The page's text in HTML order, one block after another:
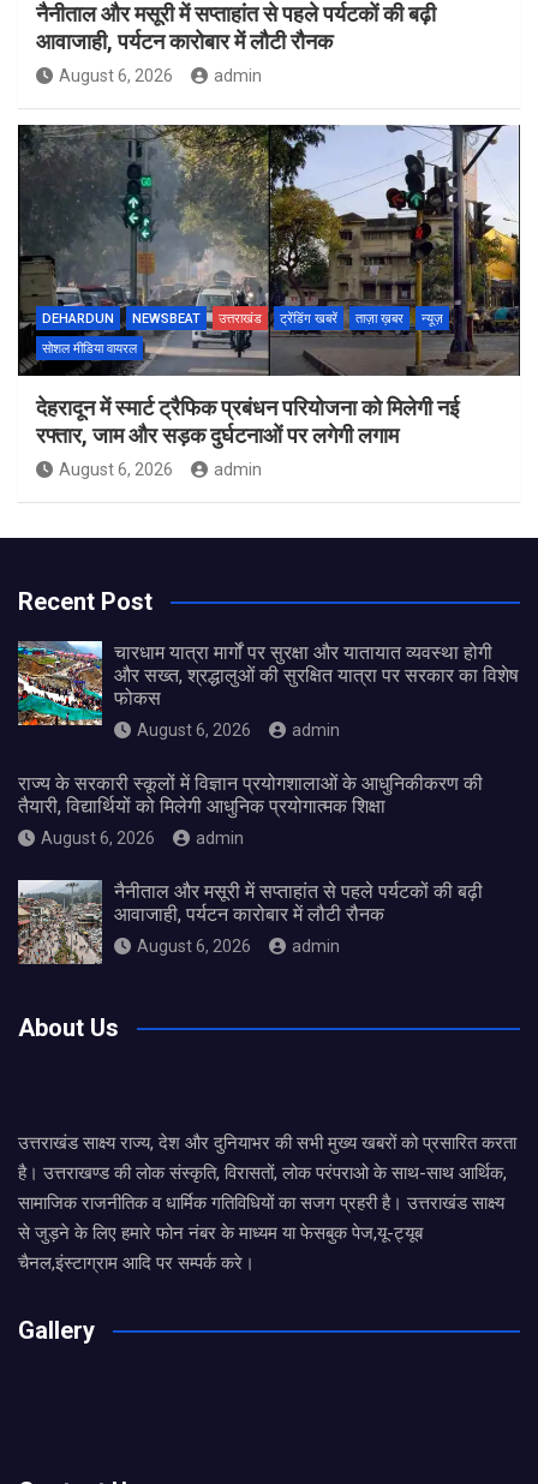
नैनीताल और मसूरी में सप्ताहांत से पहले पर्यटकों की बढ़ी
आवाजाही, पर्यटन कारोबार में लौटी रौनक
August 6, 2026 admin
DEHARDUN NEWSBEAT उत्तराखंड ट्रेंडिंग खबरें ताज़ा ख़बर
न्यूज़
सोशल मीडिया वायरल
देहरादून में स्मार्ट ट्रैफिक प्रबंधन परियोजना को मिलेगी नई
रफ्तार, जाम और सड़क दुर्घटनाओं पर लगेगी लगाम
August 6, 2026 admin
Recent Post
चारधाम यात्रा मार्गों पर सुरक्षा और यातायात व्यवस्था होगी
और सख्त, श्रद्धालुओं की सुरक्षित यात्रा पर सरकार का विशेष
फोकस
August 6, 2026 admin
राज्य के सरकारी स्कूलों में विज्ञान प्रयोगशालाओं के आधुनिकीकरण की
तैयारी, विद्यार्थियों को मिलेगी आधुनिक प्रयोगात्मक शिक्षा
August 6, 2026 admin
नैनीताल और मसूरी में सप्ताहांत से पहले पर्यटकों की बढ़ी
आवाजाही, पर्यटन कारोबार में लौटी रौनक
August 6, 2026 admin
About Us
उत्तराखंड साक्ष्य राज्य, देश और दुनियाभर की सभी मुख्य खबरों को प्रसारित करता
है। उत्तराखण्ड की लोक संस्कृति, विरासतों, लोक परंपराओ के साथ-साथ आर्थिक,
सामाजिक राजनीतिक व धार्मिक गतिविधियों का सजग प्रहरी है। उत्तराखंड साक्ष्य
से जुड़ने के लिए हमारे फोन नंबर के माध्यम या फेसबुक पेज,यू-ट्यूब
चैनल,इंस्टाग्राम आदि पर सम्पर्क करे।
Gallery